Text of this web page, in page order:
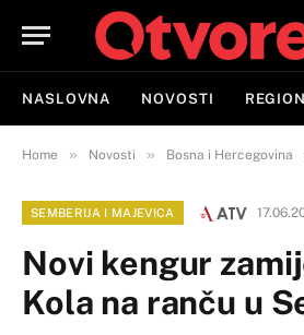
NASLOVNA NOVOSTI REGION
Home » Novosti » Bosna i Hercegovina
SEMBERIJA I MAJEVICA
Novi kengur
Kola na ranču u